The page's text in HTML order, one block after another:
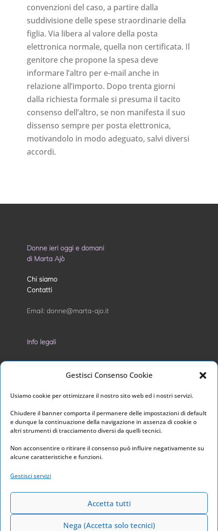
Gestisci Consenso Cookie
Usiamo cookie per ottimizzare il nostro sito web ed i nostri servizi.
Chiudere il banner comporta il permanere delle impostazioni di default
e dunque la continuazione della navigazione in assenza di cookie o
altri strumenti di tracciamento diversi da quelli tecnici.
Non acconsentire o ritirare il consenso può influire negativamente su
alcune caratteristiche e funzioni.
Gestisci servizi
Accetta tutti
Nega (Accetta solo tecnici)
convenzioni del caso, a partire dalla
suddivisione delle spese straordinarie della
figlia. Via libera al valore della posta
elettronica normale, quella non certificata. Il
genitore che propone la spesa deve
informare l’altro per e-mail anche in
relazione all’importo. Dopo trenta giorni
dalla richiesta formale si presuma il tacito
consenso dell’altro, se non manifesta il suo
dissenso sempre per posta elettronica,
motivandolo in modo adeguato, salvi diversi
accordi.
Donne ieri oggi e domani
di Marta Ajò
Chi siamo
Contatti
Email: donne@marta-ajo.it
Info legali
Privacy Policy
Cookie Policy